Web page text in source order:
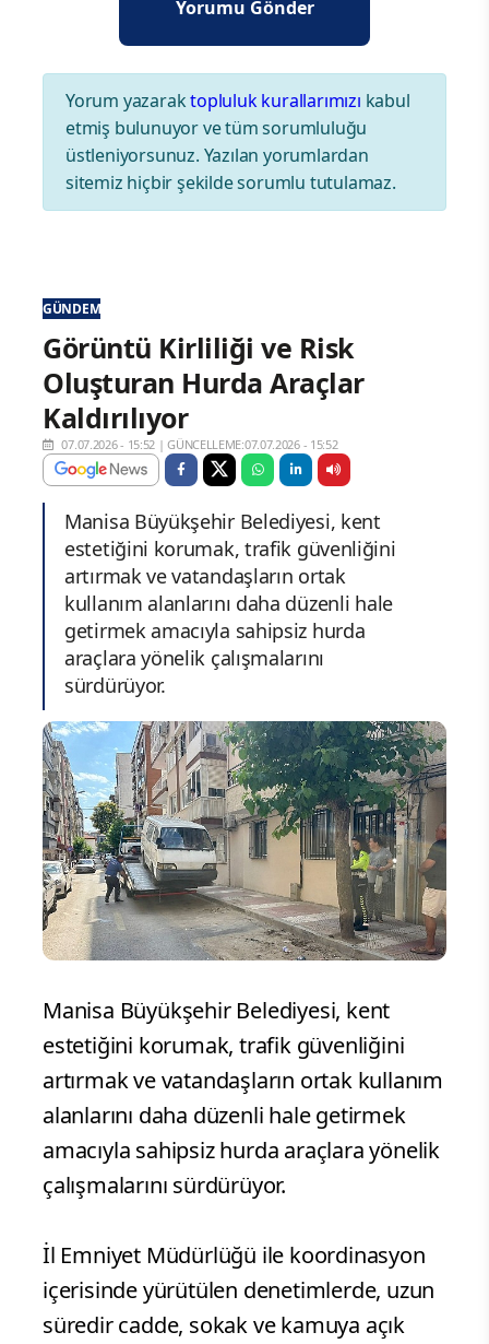
Yorum yazaraktopluluk kurallarımızı kabul
etmiş bulunuyor ve tüm sorumluluğu
üstleniyorsunuz. Yazılan yorumlardan
sitemiz hiçbir şekilde sorumlu tutulamaz.
GÜNDEM
Görüntü Kirliliği ve Risk
Oluşturan Hurda Araçlar
Kaldırılıyor
07.07.2026 - 15:52 |GÜNCELLEME:07.07.2026 - 15:52
Manisa Büyükşehir Belediyesi, kent
estetiğini korumak, trafik güvenliğini
artırmak ve vatandaşların ortak
kullanım alanlarını daha düzenli hale
getirmek amacıyla sahipsiz hurda
araçlara yönelik çalışmalarını
sürdürüyor.
Manisa Büyükşehir Belediyesi, kent
estetiğini korumak, trafik güvenliğini
artırmak ve vatandaşların ortak kullanım
alanlarını daha düzenli hale getirmek
amacıyla sahipsiz hurda araçlara yönelik
çalışmalarını sürdürüyor.
İl Emniyet Müdürlüğü ile koordinasyon
içerisinde yürütülen denetimlerde, uzun
süredir cadde, sokak ve kamuya açık